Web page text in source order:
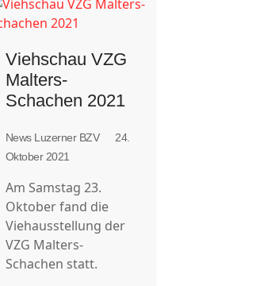
Viehschau VZG
Malters-
Schachen 2021
News Luzerner BZV
24.
Oktober 2021
Am Samstag 23.
Oktober fand die
Viehausstellung der
VZG Malters-
Schachen statt.